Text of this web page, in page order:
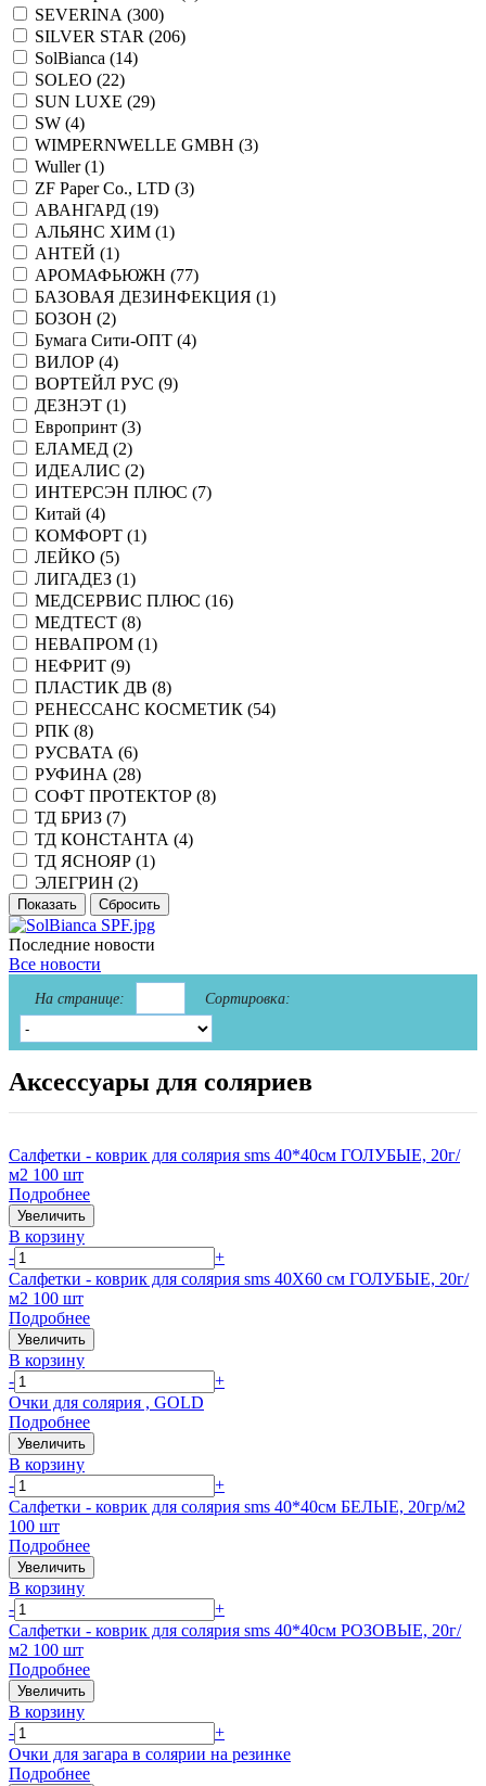
SEVERINA (300)
SILVER STAR (206)
SolBianca (14)
SOLEO (22)
SUN LUXE (29)
SW (4)
WIMPERNWELLE GMBH (3)
Wuller (1)
ZF Paper Co., LTD (3)
АВАНГАРД (19)
АЛЬЯНС ХИМ (1)
АНТЕЙ (1)
АРОМАФЬЮЖН (77)
БАЗОВАЯ ДЕЗИНФЕКЦИЯ (1)
БОЗОН (2)
Бумага Сити-ОПТ (4)
ВИЛОР (4)
ВОРТЕЙЛ РУС (9)
ДЕЗНЭТ (1)
Европринт (3)
ЕЛАМЕД (2)
ИДЕАЛИС (2)
ИНТЕРСЭН ПЛЮС (7)
Китай (4)
КОМФОРТ (1)
ЛЕЙКО (5)
ЛИГАДЕЗ (1)
МЕДСЕРВИС ПЛЮС (16)
МЕДТЕСТ (8)
НЕВАПРОМ (1)
НЕФРИТ (9)
ПЛАСТИК ДВ (8)
РЕНЕССАНС КОСМЕТИК (54)
РПК (8)
РУСВАТА (6)
РУФИНА (28)
СОФТ ПРОТЕКТОР (8)
ТД БРИЗ (7)
ТД КОНСТАНТА (4)
ТД ЯСНОЯР (1)
ЭЛЕГРИН (2)
Последние новости
Все новости
На странице: Сортировка:
Аксессуары для соляриев
Салфетки - коврик для солярия sms 40*40см ГОЛУБЫЕ, 20г/
м2 100 шт
Подробнее
Увеличить
В корзину
-
+
Салфетки - коврик для солярия sms 40Х60 см ГОЛУБЫЕ, 20г/
м2 100 шт
Подробнее
Увеличить
В корзину
-
+
Очки для солярия , GOLD
Подробнее
Увеличить
В корзину
-
+
Салфетки - коврик для солярия sms 40*40см БЕЛЫЕ, 20гр/м2
100 шт
Подробнее
Увеличить
В корзину
-
+
Салфетки - коврик для солярия sms 40*40см РОЗОВЫЕ, 20г/
м2 100 шт
Подробнее
Увеличить
В корзину
-
+
Очки для загара в солярии на резинке
Подробнее